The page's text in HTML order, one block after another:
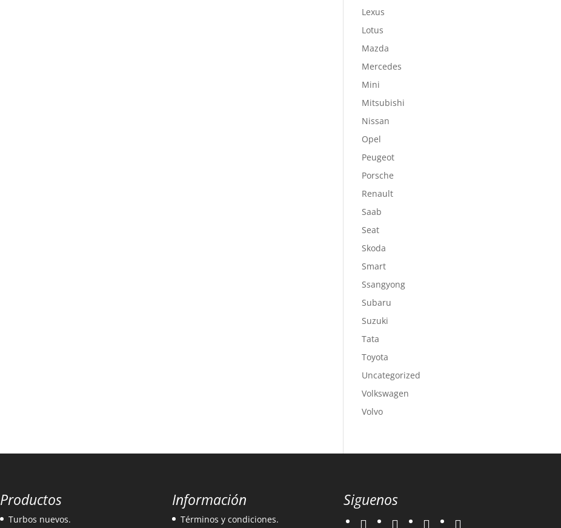
Lexus
Lotus
Mazda
Mercedes
Mini
Mitsubishi
Nissan
Opel
Peugeot
Porsche
Renault
Saab
Seat
Skoda
Smart
Ssangyong
Subaru
Suzuki
Tata
Toyota
Uncategorized
Volkswagen
Volvo
Productos
Turbos nuevos.
Información
Términos y condiciones.
Siguenos
twitter instagramfacebook google